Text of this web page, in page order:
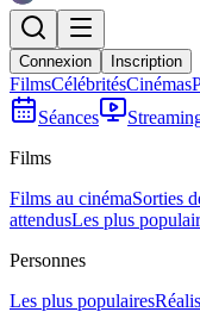
Connexion Inscription
FilmsCélébritésCinémas
Séances
Films
Films au cinémaSorties
attendusLes plus
Personnes
Les plus populaires